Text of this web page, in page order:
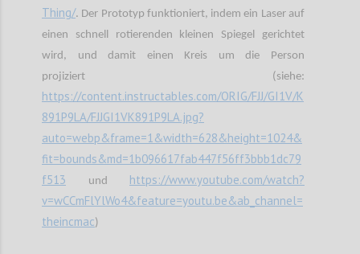
Thing/. Der Prototyp funktioniert, indem ein Laser auf
einen schnell rotierenden kleinen Spiegel gerichtet
wird, und damit einen Kreis um die Person
projiziert (siehe:
https://content.instructables.com/ORIG/FJJ/GI1V/K
891P9LA/FJJGI1VK891P9LA.jpg?
auto=webp&frame=1&width=628&height=1024&
fit=bounds&md=1b096617fab447f56ff3bbb1dc79
f513 und https://www.youtube.com/watch?
v=wCCmFlYlWo4&feature=youtu.be&ab_channel=
theincmac)